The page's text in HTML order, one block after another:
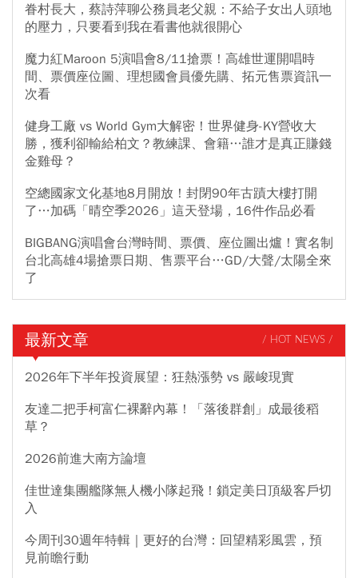
眷村長大，蔡詩萍聊公務員老父親：不給子女出人頭地
的壓力，只要看到我在看書他就很開心
魔力紅Maroon 5演唱會8/11搶票！高雄世運開唱時
間、票價座位圖、理想國會員優先購、拓元售票資訊一
次看
健身工廠 vs World Gym大解密！世界健身-KY營收大
勝，獲利卻輸給柏文？教練課、會籍…誰才是真正賺錢
金雞母？
空總國家文化基地8月開放！封閉90年古蹟大樓打開
了…加碼「晴空季2026」這天登場，16件作品必看
BIGBANG演唱會台灣時間、票價、座位圖出爐！實名制
台北高雄4場搶票日期、售票平台…GD/大聲/太陽全來
了
最新文章 / HOT NEWS /
2026年下半年投資展望：狂熱漲勢 vs 嚴峻現實
友達二把手柯富仁裸辭內幕！「落後群創」成最後稻
草？
2026前進大南方論壇
佳世達集團艦隊無人機小隊起飛！鎖定美日頂級客戶切
入
今周刊30週年特輯｜更好的台灣：回望精彩風雲，預
見前瞻行動